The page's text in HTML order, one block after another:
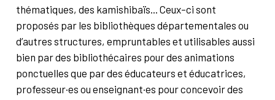
thématiques, des kamishibaïs... Ceux-ci sont
proposés par les bibliothèques départementales ou
d’autres structures, empruntables et utilisables aussi
bien par des bibliothécaires pour des animations
ponctuelles que par des éducateurs et éducatrices,
professeur·es ou enseignant·es pour concevoir des